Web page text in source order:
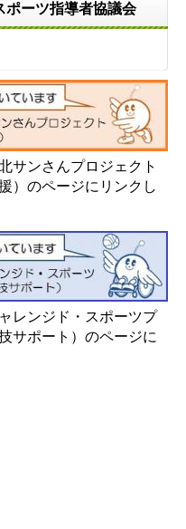
ポーツ指導者協議会
サンさんプロジェクト
）のページにリンクし
レンジド・スポーツプ
サポート）のページに